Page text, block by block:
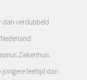
dan verdubbeld
Ziekenhuis
jongere leeftijd dan